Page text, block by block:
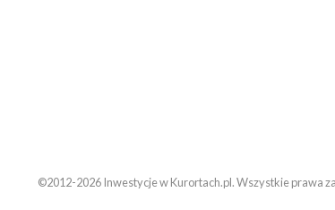
©2012-2026 Inwestycje w Kurortach.pl. Wszystkie prawa